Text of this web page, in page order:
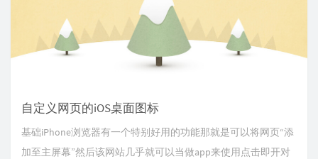
自定义网页的iOS桌面图标
基础iPhone浏览器有一个特别好用的功能那就是可以将网页“添
加至主屏幕”然后该网站几乎就可以当做app来使用点击即开对